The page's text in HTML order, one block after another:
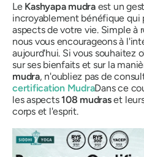
Le Kashyapa mudraest un
incroyablement bénéfique qui
aspects de votre vie. Simple à
nous vous encourageons à
aujourd'hui. Si vous souhaitez
sur ses bienfaits et sur la
mudra, n'oubliez pas de
certification MudraDans ce
les aspects108 mudraset
corps et l'esprit.